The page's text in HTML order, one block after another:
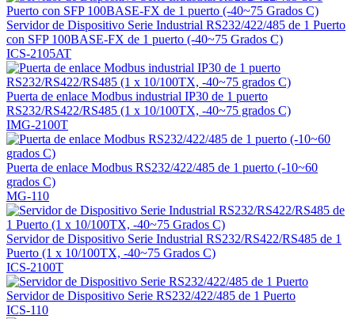
Servidor de Dispositivo Serie Industrial RS232/422/485 de 1 Puerto
con SFP 100BASE-FX de 1 puerto (-40~75 Grados C)
ICS-2105AT
Puerta de enlace Modbus industrial IP30 de 1 puerto
RS232/RS422/RS485 (1 x 10/100TX, -40~75 grados C)
IMG-2100T
Puerta de enlace Modbus RS232/422/485 de 1 puerto (-10~60
grados C)
MG-110
Servidor de Dispositivo Serie Industrial RS232/RS422/RS485 de 1
Puerto (1 x 10/100TX, -40~75 Grados C)
ICS-2100T
Servidor de Dispositivo Serie RS232/422/485 de 1 Puerto
ICS-110